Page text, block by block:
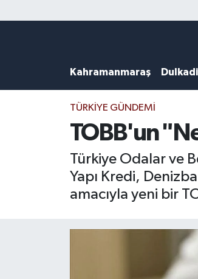
Kahramanmaraş
TÜRKIYE GÜNDEMI
TOBB'un
Türkiye Odalar ve
Yapı Kredi,
amacıyla yeni bir
DULKADİROĞLU
KAHRAMANMARAŞ
ONİKİŞUBAT
ÖZEL HABER
Kahramanmaraş Hava Durumu
Kahramanmaraş Trafik Yoğunluk
Süper Lig Puan Durumu ve Fikstür
Tüm Manşetler
Son Dakika Haberleri
Haber Arşivi